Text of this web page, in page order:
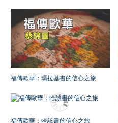
福傳歐華：瑪拉基書的信心之旅
福傳歐華：哈該書的信心之旅